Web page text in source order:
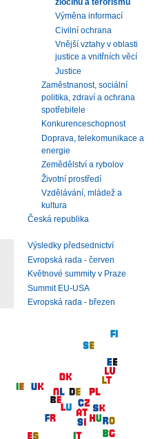
zločinu a terorismu
Výměna informací
Civilní ochrana
Vnější vztahy v oblasti
justice a vnitřních věcí
Justice
Zaměstnanost, sociální
politika, zdraví a ochrana
spotřebitele
Konkurenceschopnost
Doprava, telekomunikace a
energie
Zemědělství a rybolov
Životní prostředí
Vzdělávání, mládež a
kultura
Česká republika
Výsledky předsednictví
Evropská rada - červen
Květnové summity v Praze
Summit EU-USA
Evropská rada - březen